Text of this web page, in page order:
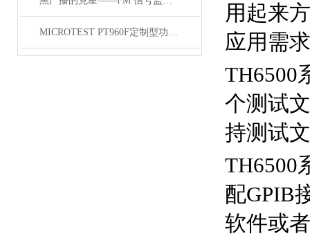
MICROTEST PT960F定制型功能自动测试系统
用起来
应用需
TH6500
个测试
持测试
TH6500
配GPIB
软件或